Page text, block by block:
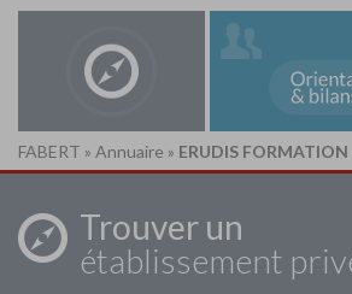
FABERT » Annuaire » ERUDIS
Trouver un
établissement